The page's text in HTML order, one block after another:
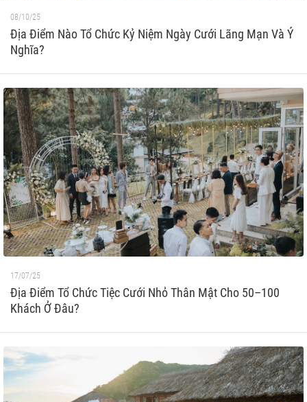
08/10/25
Địa Điểm Nào Tổ Chức Kỷ Niệm Ngày Cưới Lãng Mạn Và Ý
Nghĩa?
17/07/25
Địa Điểm Tổ Chức Tiệc Cưới Nhỏ Thân Mật Cho 50–100
Khách Ở Đâu?